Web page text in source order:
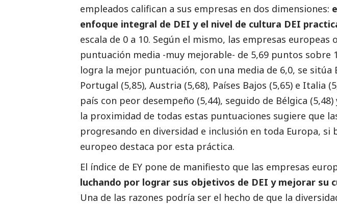
empleados califican a sus empresas en dos dimensiones:
enfoque integral de DEI y el nivel de cultura DEI
escala de 0 a 10. Según el mismo, las empresas europeas
puntuación media -muy mejorable- de 5,69 puntos sobre
logra la mejor puntuación, con una media de 6,0, se sitúa
Portugal (5,85), Austria (5,68), Países Bajos (5,65) e Italia
país con peor desempeño (5,44), seguido de Bélgica (5,48)
la proximidad de todas estas puntuaciones sugiere que
progresando en diversidad e inclusión en toda Europa, si
europeo destaca por esta práctica.
El índice de EY pone de manifiesto que las empresas
luchando por lograr sus objetivos de DEI y mejorar su
Una de las razones podría ser el hecho de que la